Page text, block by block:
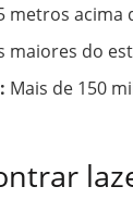
metros acima
maiores do
Mais de 150